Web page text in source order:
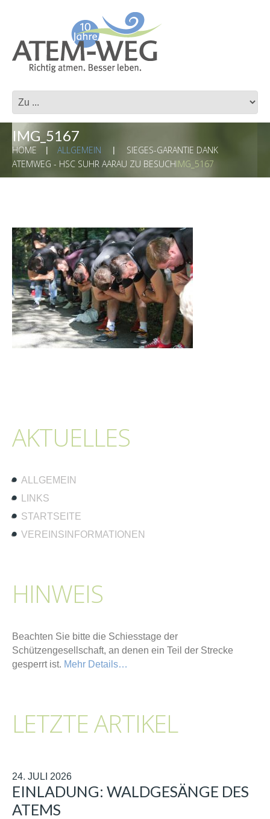
IMG_5167
HOME ALLGEMEIN
SIEGES-GARANTIE DANK
ATEMWEG - HSC SUHR AARAU ZU BESUCHIMG_5167
AKTUELLES
ALLGEMEIN
LINKS
STARTSEITE
VEREINSINFORMATIONEN
HINWEIS
Beachten Sie bitte die Schiesstage der
Schützengesellschaft, an denen ein Teil der Strecke
gesperrt ist. Mehr Details…
LETZTE ARTIKEL
24. JULI 2026
EINLADUNG: WALDGESÄNGE DES
ATEMS